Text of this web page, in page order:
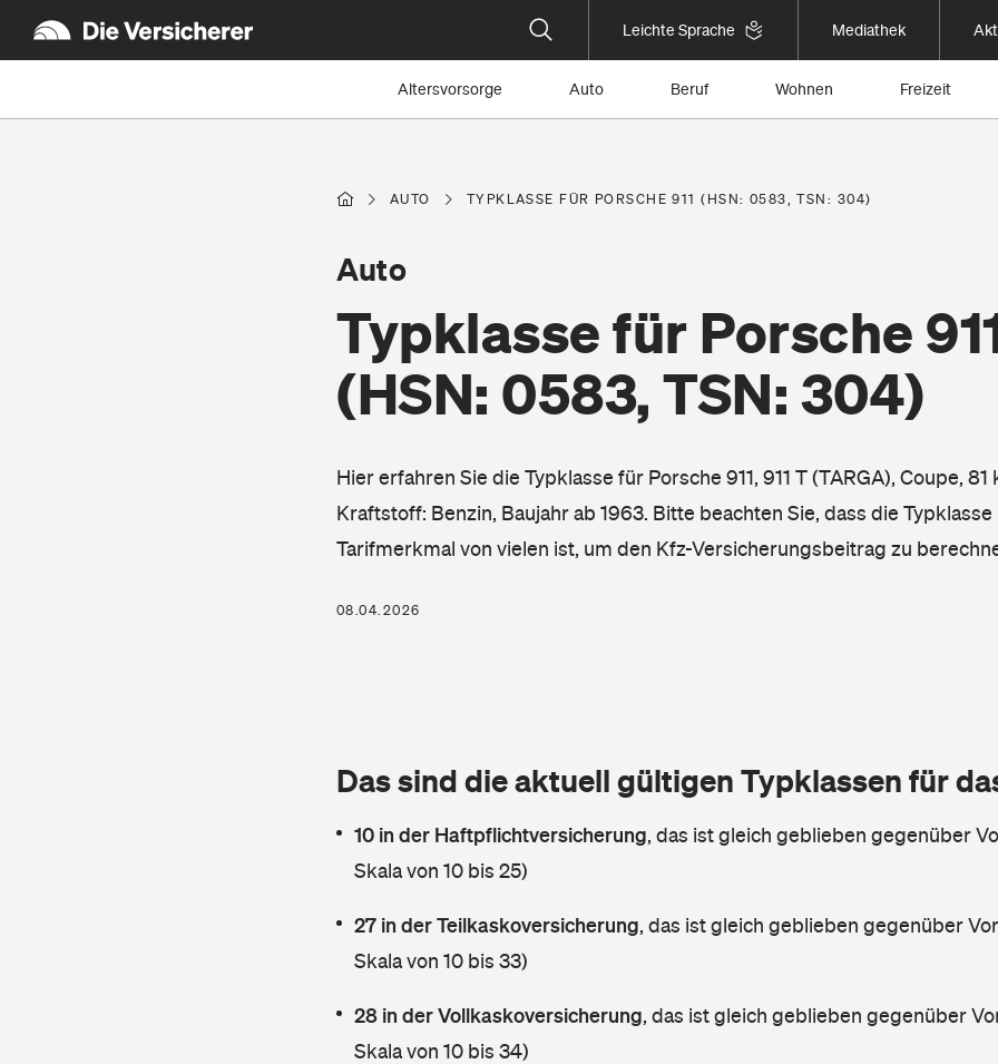
Leichte Sprache Mediathek
Altersvorsorge Auto Beruf Wohnen Freizeit
AUTO TYPKLASSE FÜR PORSCHE 911 (HSN: 0583, TSN: 304)
Typklasse für Porsche
(HSN: 0583, TSN: 304)
Auto
Hier erfahren Sie die Typklasse für Porsche 911, 911 T (TARGA), Coupe, 81
Kraftstoff: Benzin, Baujahr ab 1963. Bitte beachten Sie, dass die Typklasse
Tarifmerkmal von vielen ist, um den Kfz-Versicherungsbeitrag zu
08.04.2026
Das sind die aktuell gültigen Typklassen für
10 in der Haftpflichtversicherung, das ist gleich geblieben gegenüber
Skala von 10 bis 25)
27 in der Teilkaskoversicherung, das ist gleich geblieben gegenüber
Skala von 10 bis 33)
28 in der Vollkaskoversicherung, das ist gleich geblieben gegenüber
Skala von 10 bis 34)